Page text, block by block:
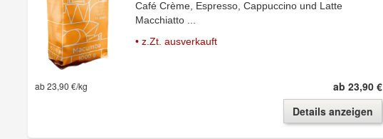
Café Crème, Espresso, Cappuccino und Latte
Macchiatto ...
• z.Zt. ausverkauft
ab 23,90 €/kg
ab 23,90 €
Details anzeigen